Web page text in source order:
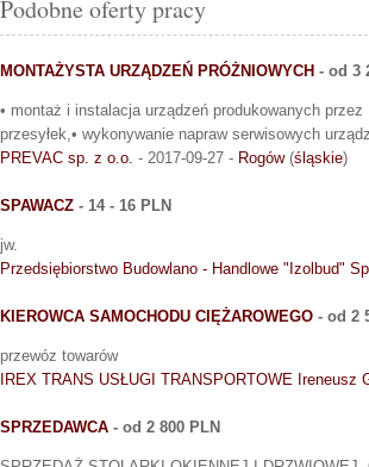
Podobne oferty pracy
MONTAŻYSTA URZĄDZEŃ PRÓŻNIOWYCH - od 3
• montaż i instalacja urządzeń produkowanych
przesyłek,• wykonywanie napraw serwisowych
PREVAC sp. z o.o. - 2017-09-27 - Rogów(śląskie)
SPAWACZ - 14 - 16 PLN
jw.
Przedsiębiorstwo Budowlano - Handlowe "Izolbud"
KIEROWCA SAMOCHODU CIĘŻAROWEGO - od 2
przewóz towarów
IREX TRANS USŁUGI TRANSPORTOWE Ireneusz
SPRZEDAWCA - od 2 800 PLN